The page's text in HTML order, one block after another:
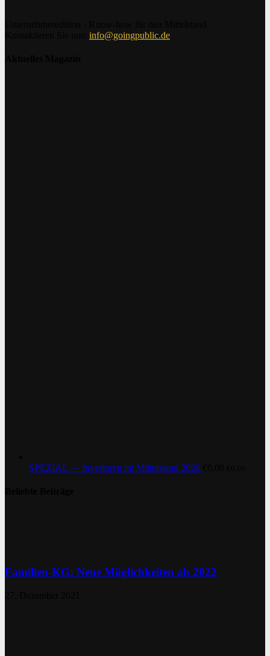
info@goingpublic.de
SPEZIAL — Investoren im Mittelstand 2026
Familien-KG: Neue Möglichkeiten ab 2022